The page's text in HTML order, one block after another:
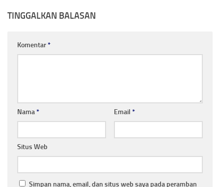
TINGGALKAN BALASAN
Komentar*
Nama* Email *
Situs Web
Simpan nama, email, dan situs web saya pada peramban